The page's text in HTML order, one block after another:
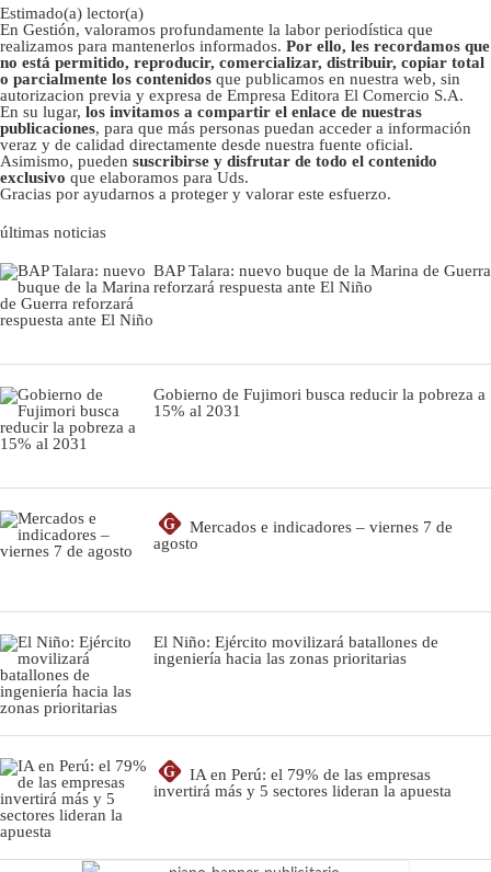
Estimado(a) lector(a)
En Gestión, valoramos profundamente la labor periodística que
realizamos para mantenerlos informados. Por ello, les recordamos que
no está permitido, reproducir, comercializar, distribuir, copiar total
o parcialmente los contenidos que publicamos en nuestra web, sin
autorizacion previa y expresa de Empresa Editora El Comercio S.A.
En su lugar, los invitamos a compartir el enlace de nuestras
publicaciones, para que más personas puedan acceder a información
veraz y de calidad directamente desde nuestra fuente oficial.
Asimismo, pueden suscribirse y disfrutar de todo el contenido
exclusivo que elaboramos para Uds.
Gracias por ayudarnos a proteger y valorar este esfuerzo.
últimas noticias
BAP Talara: nuevo buque de la Marina de Guerra
reforzará respuesta ante El Niño
Gobierno de Fujimori busca reducir la pobreza a
15% al 2031
G
Mercados e indicadores – viernes 7 de
agosto
El Niño: Ejército movilizará batallones de
ingeniería hacia las zonas prioritarias
G
IA en Perú: el 79% de las empresas
invertirá más y 5 sectores lideran la apuesta